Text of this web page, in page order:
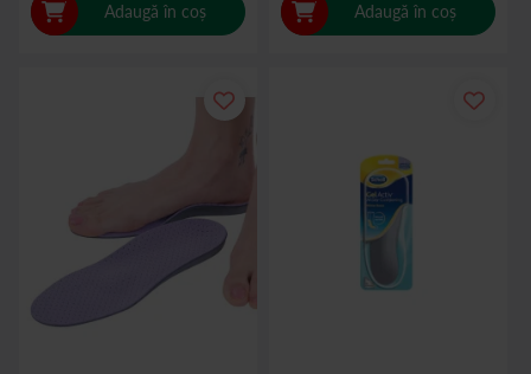
Adaugă în coș
Adaugă în coș